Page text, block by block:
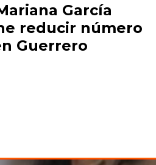
García
reducir número
Guerrero